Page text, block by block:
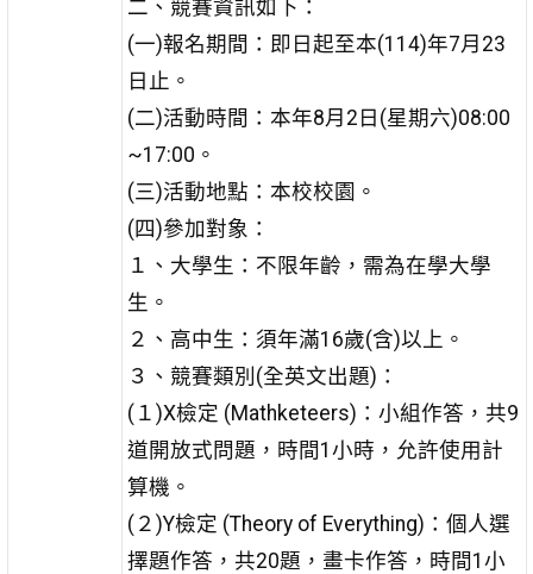
二、競賽資訊如下：
(一)報名期間：即日起至本(114)年7月23
日止。
(二)活動時間：本年8月2日(星期六)08:00
~17:00。
(三)活動地點：本校校園。
(四)參加對象：
１、大學生：不限年齡，需為在學大學
生。
２、高中生：須年滿16歲(含)以上。
３、競賽類別(全英文出題)：
(１)X檢定 (Mathketeers)：小組作答，共9
道開放式問題，時間1小時，允許使用計
算機。
(２)Y檢定 (Theory of Everything)：個人選
擇題作答，共20題，畫卡作答，時間1小